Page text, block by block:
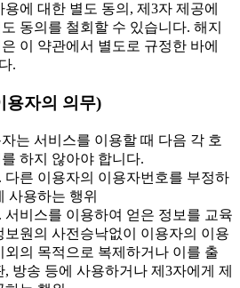
용에 대한 별도 동의, 제3자 제공에
동의를 철회할 수 있습니다. 해지
이 약관에서 별도로 규정한 바에
.
용자의 의무)
는 서비스를 이용할 때 다음 각 호
하지 않아야 합니다.
다른 이용자의 이용자번호를 부정하
사용하는 행위
서비스를 이용하여 얻은 정보를 교육
보원의 사전승낙없이 이용자의 이용
외의 목적으로 복제하거나 이를 출
, 방송 등에 사용하거나 제3자에게 제